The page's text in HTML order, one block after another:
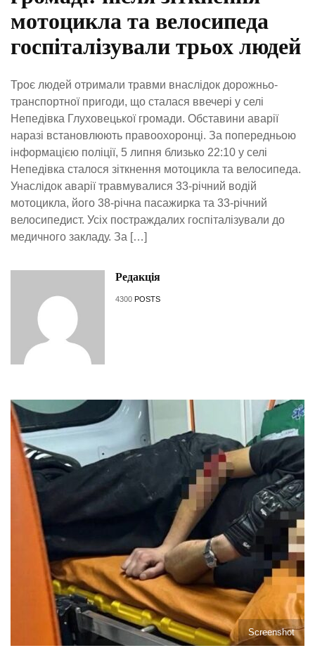
мотоцикла та велосипеда
госпіталізували трьох людей
Троє людей отримали травми внаслідок дорожньо-
транспортної пригоди, що сталася ввечері у селі
Непедівка Глуховецької громади. Обставини аварії
наразі встановлюють правоохоронці. За попередньою
інформацією поліції, 5 липня близько 22:10 у селі
Непедівка сталося зіткнення мотоцикла та велосипеда.
Унаслідок аварії травмувалися 33-річний водій
мотоцикла, його 38-річна пасажирка та 33-річний
велосипедист. Усіх постраждалих госпіталізували до
медичного закладу. За […]
Редакція
4300 POSTS
Screenshot